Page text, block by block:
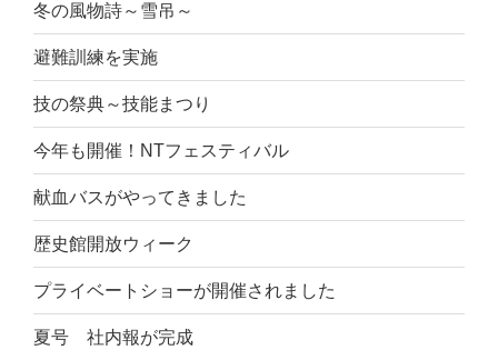
冬の風物詩～雪吊～
避難訓練を実施
技の祭典～技能まつり
今年も開催！NTフェスティバル
献血バスがやってきました
歴史館開放ウィーク
プライベートショーが開催されました
夏号 社内報が完成